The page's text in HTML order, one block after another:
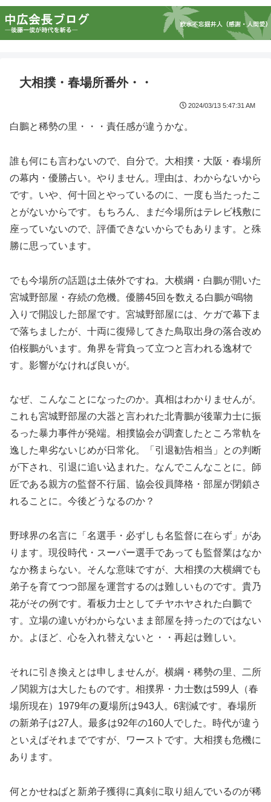
大相撲・春場所番外・・
2024/03/13 5:47:31 AM
白鵬と稀勢の里・・・責任感が違うかな。
誰も何にも言わないので、自分で。大相撲・大阪・春場所
の幕内・優勝占い。やりません。理由は、わからないから
です。いや、何十回とやっているのに、一度も当たったこ
とがないからです。もちろん、まだ今場所はテレビ桟敷に
座っていないので、評価できないからでもあります。と殊
勝に思っています。
でも今場所の話題は土俵外ですね。大横綱・白鵬が開いた
宮城野部屋・存続の危機。優勝45回を数える白鵬が鳴物
入りで開設した部屋です。宮城野部屋には、ケガで幕下ま
で落ちましたが、十両に復帰してきた鳥取出身の落合改め
伯桜鵬がいます。角界を背負って立つと言われる逸材で
す。影響がなければ良いが。
なぜ、こんなことになったのか。真相はわかりませんが。
これも宮城野部屋の大器と言われた北青鵬が後輩力士に振
るった暴力事件が発端。相撲協会が調査したところ常軌を
逸した卑劣ないじめが日常化。「引退勧告相当」との判断
が下され、引退に追い込まれた。なんでこんなことに。師
匠である親方の監督不行届、協会役員降格・部屋が閉鎖さ
れることに。今後どうなるのか？
野球界の名言に「名選手・必ずしも名監督に在らず」があ
ります。現役時代・スーパー選手であっても監督業はなか
なか務まらない。そんな意味ですが、大相撲の大横綱でも
弟子を育てつつ部屋を運営するのは難しいものです。貴乃
花がその例です。看板力士としてチヤホヤされた白鵬で
す。立場の違いがわからないまま部屋を持ったのではない
か。よほど、心を入れ替えないと・・再起は難しい。
それに引き換えとは申しませんが。横綱・稀勢の里、二所
ノ関親方は大したものです。相撲界・力士数は599人（春
場所現在）1979年の夏場所は943人。6割減です。春場所
の新弟子は27人。最多は92年の160人でした。時代が違う
といえばそれまでですが、ワーストです。大相撲も危機に
あります。
何とかせねばと新弟子獲得に真剣に取り組んでいるのが稀